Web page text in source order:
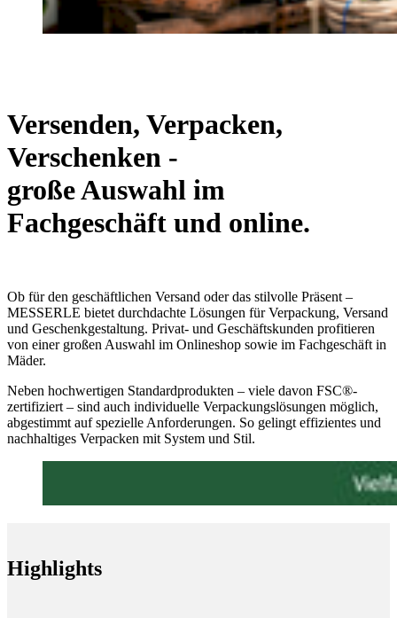
Versenden, Verpacken,
Verschenken -
große Auswahl im
Fachgeschäft und online.
Ob für den geschäftlichen Versand oder das stilvolle Präsent –
MESSERLE bietet durchdachte Lösungen für Verpackung, Versand
und Geschenkgestaltung. Privat- und Geschäftskunden profitieren
von einer großen Auswahl im Onlineshop sowie im Fachgeschäft in
Mäder.
Neben hochwertigen Standardprodukten – viele davon FSC®-
zertifiziert – sind auch individuelle Verpackungslösungen möglich,
abgestimmt auf spezielle Anforderungen. So gelingt effizientes und
nachhaltiges Verpacken mit System und Stil.
Highlights